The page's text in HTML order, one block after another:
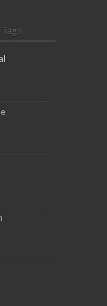
Tags